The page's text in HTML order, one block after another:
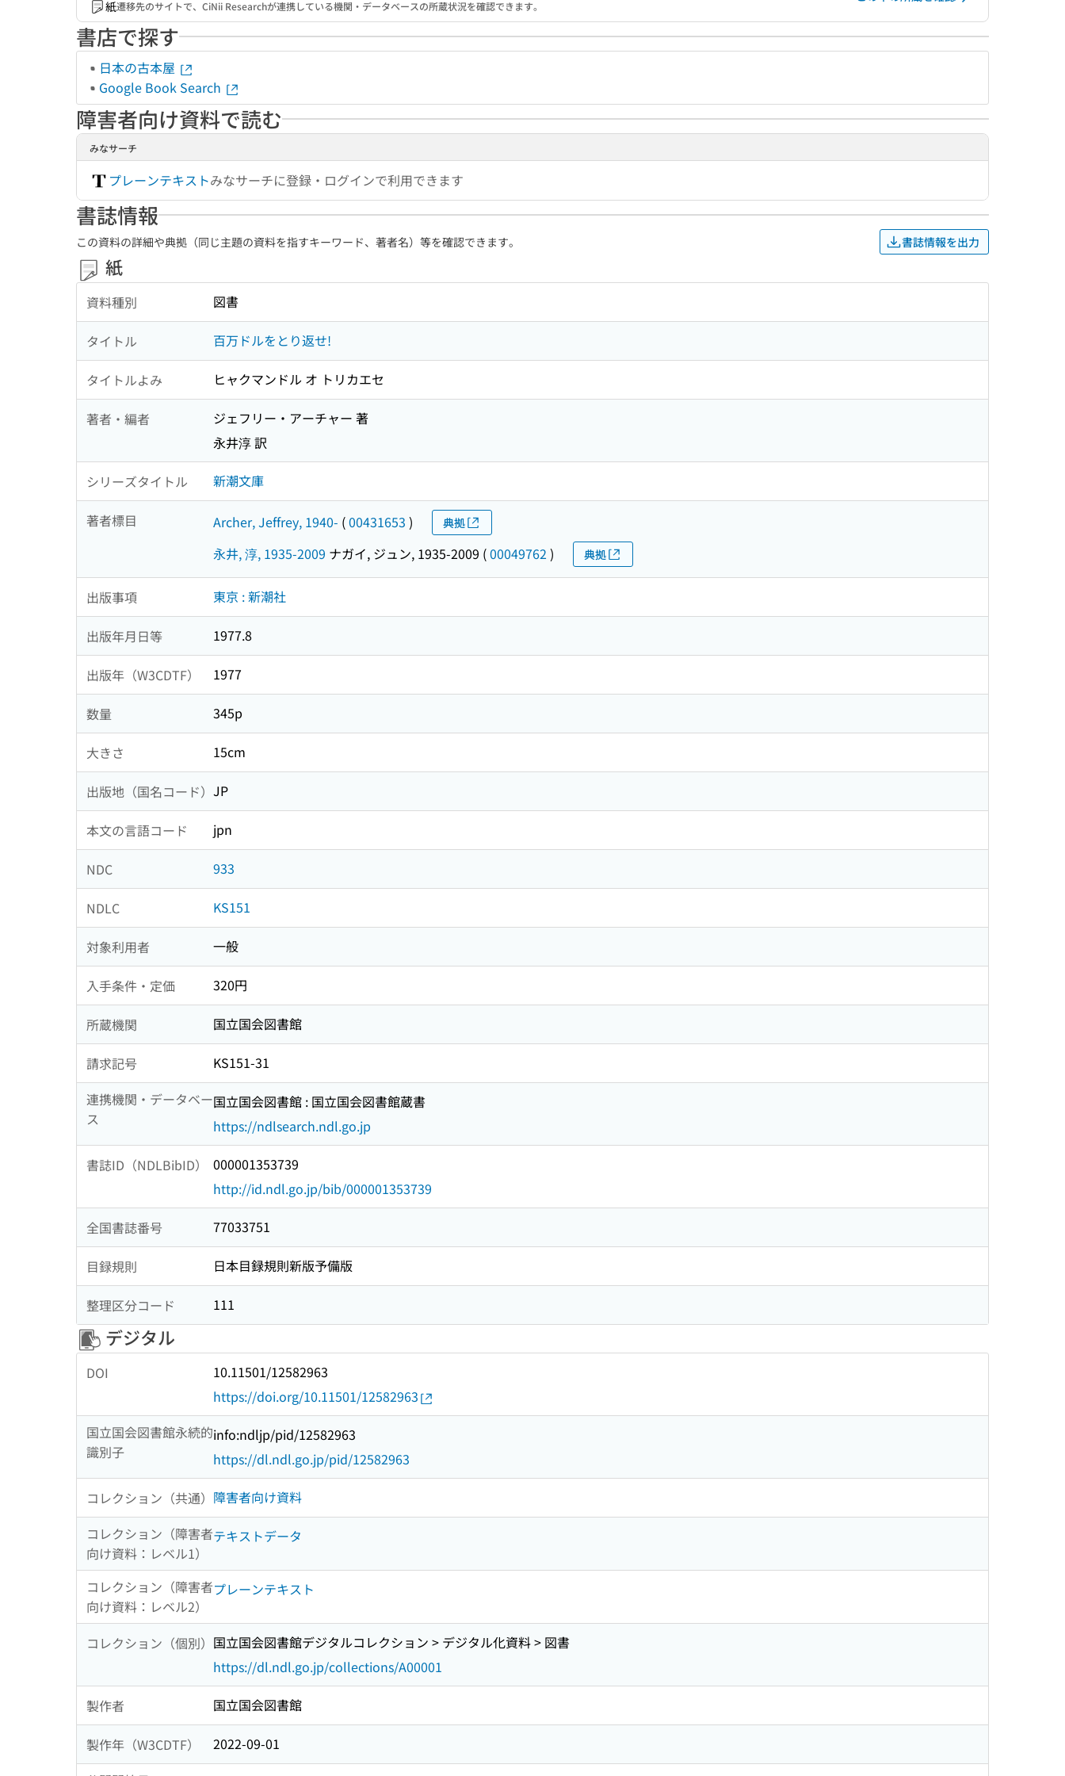
紙遷移先のサイトで、CiNii Researchが連携している機関・データベースの所蔵状況を確認できます。
書店で探す
日本の古本屋
Google Book Search
障害者向け資料で読む
みなサーチ
プレーンテキストみなサーチに登録・ログインで利用できます
書誌情報
この資料の詳細や典拠（同じ主題の資料を指すキーワード、著者名）等を確認できます。 書誌情報を出力
紙
資料種別 図書
タイトル 百万ドルをとり返せ!
タイトルよみ ヒャクマンドル オ トリカエセ
著者・編者
ジェフリー・アーチャー 著
永井淳 訳
シリーズタイトル 新潮文庫
著者標目 Archer, Jeffrey, 1940- (00431653 ) 典拠
永井, 淳, 1935-2009 ナガイ, ジュン, 1935-2009 (00049762 ) 典拠
出版事項 東京 : 新潮社
出版年月日等 1977.8
出版年（W3CDTF） 1977
数量 345p
大きさ 15cm
出版地（国名コード） JP
本文の言語コード jpn
NDC 933
NDLC KS151
対象利用者 一般
入手条件・定価 320円
所蔵機関 国立国会図書館
請求記号
KS151-31
連携機関・データベー
ス
国立国会図書館 : 国立国会図書館蔵書
https://ndlsearch.ndl.go.jp
書誌ID（NDLBibID）
000001353739
http://id.ndl.go.jp/bib/000001353739
全国書誌番号 77033751
目録規則 日本目録規則新版予備版
整理区分コード 111
デジタル
DOI
10.11501/12582963
https://doi.org/10.11501/12582963
国立国会図書館永続的
識別子
info:ndljp/pid/12582963
https://dl.ndl.go.jp/pid/12582963
コレクション（共通） 障害者向け資料
コレクション（障害者
向け資料：レベル1）
テキストデータ
コレクション（障害者
向け資料：レベル2）
プレーンテキスト
コレクション（個別） 国立国会図書館デジタルコレクション > デジタル化資料 > 図書
https://dl.ndl.go.jp/collections/A00001
製作者 国立国会図書館
製作年（W3CDTF）
2022-09-01